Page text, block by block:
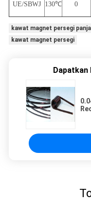
UE/SBWJ 130℃ 0
kawat magnet persegi
kawat magnet persegi